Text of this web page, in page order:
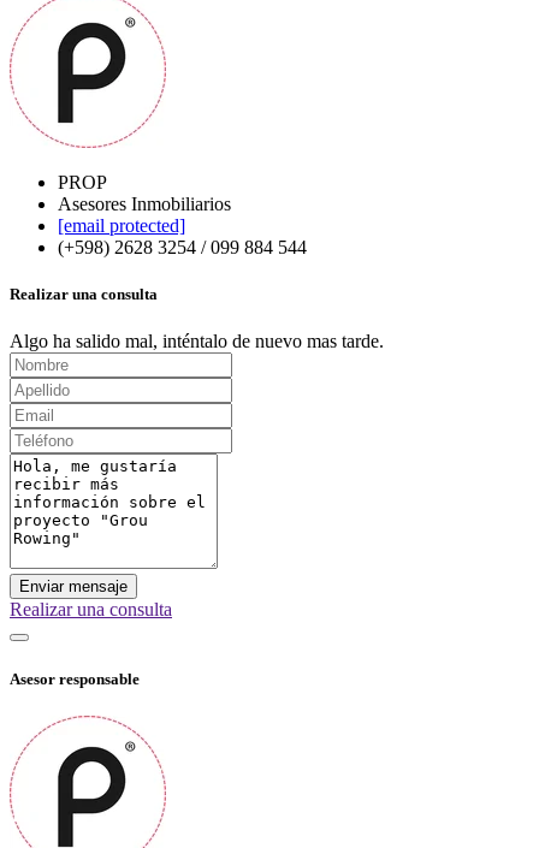
PROP
Asesores Inmobiliarios
[email protected]
(+598) 2628 3254 / 099 884 544
Realizar una consulta
Algo ha salido mal, inténtalo de nuevo mas tarde.
Enviar mensaje
Realizar una consulta
Asesor responsable